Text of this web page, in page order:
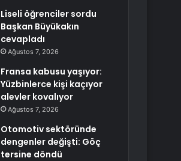
Liseli öğrenciler sordu
Başkan Büyükakın
cevapladı
Ağustos 7, 2026
Fransa kabusu yaşıyor:
Yüzbinlerce kişi kaçıyor
alevler kovalıyor
Ağustos 7, 2026
Otomotiv sektöründe
dengenler değişti: Göç
tersine döndü